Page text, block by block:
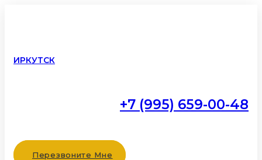
ИРКУТСК
+7 (995) 659-00-48
Перезвоните Мне